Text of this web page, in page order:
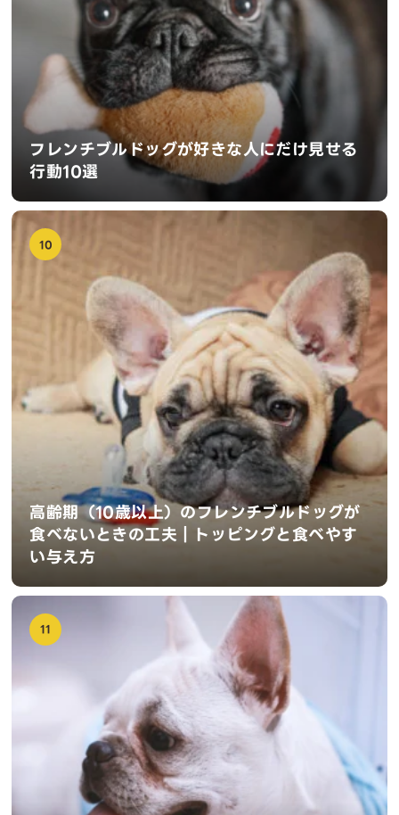
フレンチブルドッグが好きな人にだけ見せる
行動10選
10
高齢期（10歳以上）のフレンチブルドッグが
食べないときの工夫｜トッピングと食べやす
い与え方
11